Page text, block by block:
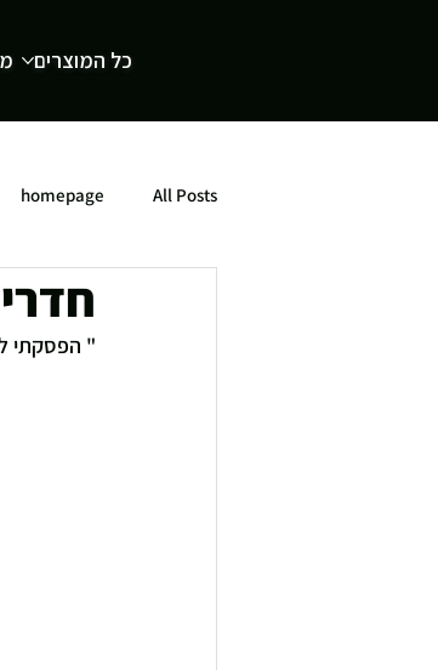
כל המוצרים
All Posts
homepage
" הפסקתי